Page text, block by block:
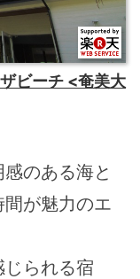
ビーチ <奄美大
のある海と
が魅力のエ
られる宿